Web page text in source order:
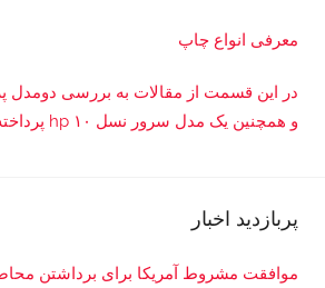
معرفی انواع چاپ
در این قسمت از مقالات به بررسی دو‌مدل
و همچنین یک مدل سرور نسل ۱۰ hp پرداخته می شود :
پربازدید اخبار
موافقت مشروط آمریکا برای برداشتن